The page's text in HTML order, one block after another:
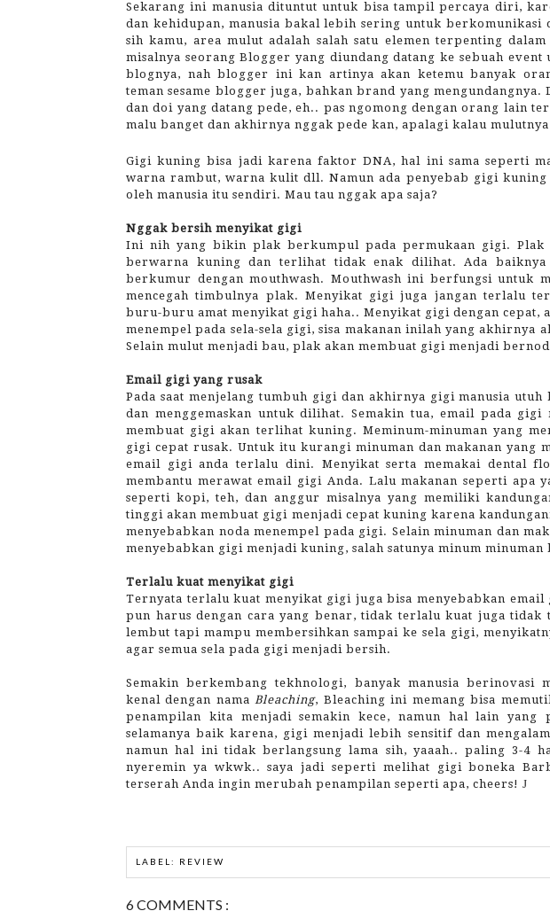
Sekarang ini manusia dituntut untuk bisa tampil percaya diri,
dan kehidupan, manusia bakal lebih sering untuk berkomunikasi
sih kamu, area mulut adalah salah satu elemen terpenting
misalnya seorang Blogger yang diundang datang ke sebuah
blognya, nah blogger ini kan artinya akan ketemu banyak
teman sesame blogger juga, bahkan brand yang
dan doi yang datang pede, eh.. pas ngomong dengan orang lain
malu banget dan akhirnya nggak pede kan, apalagi kalau
Gigi kuning bisa jadi karena faktor DNA, hal ini sama seperti
warna rambut, warna kulit dll. Namun ada penyebab gigi
oleh manusia itu sendiri. Mau tau nggak apa saja?
Nggak bersih menyikat gigi
Ini nih yang bikin plak berkumpul pada permukaan gigi. Plak
berwarna kuning dan terlihat tidak enak dilihat. Ada
berkumur dengan mouthwash. Mouthwash ini berfungsi untuk
mencegah timbulnya plak. Menyikat gigi juga jangan terlalu
buru-buru amat menyikat gigi haha.. Menyikat gigi dengan cepat,
menempel pada sela-sela gigi, sisa makanan inilah yang akhirnya
Selain mulut menjadi bau, plak akan membuat gigi menjadi
Email gigi yang rusak
Pada saat menjelang tumbuh gigi dan akhirnya gigi manusia
dan menggemaskan untuk dilihat. Semakin tua, email pada gigi
membuat gigi akan terlihat kuning. Meminum-minuman yang
gigi cepat rusak. Untuk itu kurangi minuman dan makanan yang
email gigi anda terlalu dini. Menyikat serta memakai dental
membantu merawat email gigi Anda. Lalu makanan seperti apa
seperti kopi, teh, dan anggur misalnya yang memiliki
tinggi akan membuat gigi menjadi cepat kuning karena
menyebabkan noda menempel pada gigi. Selain minuman dan
menyebabkan gigi menjadi kuning, salah satunya minum
Terlalu kuat menyikat gigi
Ternyata terlalu kuat menyikat gigi juga bisa menyebabkan
pun harus dengan cara yang benar, tidak terlalu kuat juga
lembut tapi mampu membersihkan sampai ke sela gigi,
agar semua sela pada gigi menjadi bersih.
Semakin berkembang tekhnologi, banyak manusia berinovasi
kenal dengan namaBleaching, Bleaching ini memang bisa
penampilan kita menjadi semakin kece, namun hal lain yang
selamanya baik karena, gigi menjadi lebih sensitif dan
namun hal ini tidak berlangsung lama sih, yaaah.. paling 3-4
nyeremin ya wkwk.. saya jadi seperti melihat gigi boneka
terserah Anda ingin merubah penampilan seperti apa, cheers! J
LABEL: REVIEW
6 COMMENTS :